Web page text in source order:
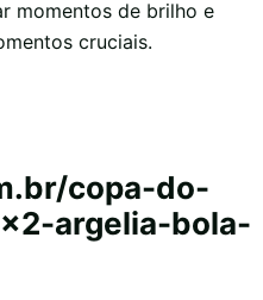
momentos de brilho e
cruciais.
copa-do-
argelia-bola-